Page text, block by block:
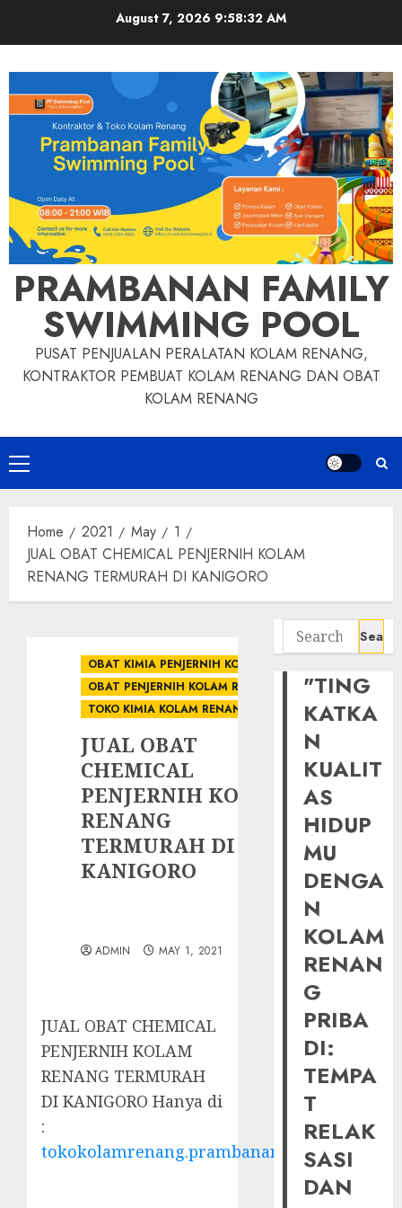
August 7, 2026 9:58:33 AM
PRAMBANAN FAMILY
SWIMMING POOL
PUSAT PENJUALAN PERALATAN KOLAM RENANG,
KONTRAKTOR PEMBUAT KOLAM RENANG DAN OBAT
KOLAM RENANG
Primary
Menu
Home 2021 May
1
JUAL OBAT CHEMICAL PENJERNIH KOLAM
RENANG TERMURAH DI KANIGORO
OBAT KIMIA PENJERNIH KOLAM
OBAT PENJERNIH KOLAM RENANG
TOKO KIMIA KOLAM RENANG
JUAL OBAT
CHEMICAL
PENJERNIH KOLAM
RENANG
TERMURAH DI
KANIGORO
ADMIN MAY 1, 2021
JUAL OBAT CHEMICAL
PENJERNIH KOLAM
RENANG TERMURAH
DI KANIGORO Hanya di
:
tokokolamrenang.prambananfamily.com
Search
for:
"TING
KATKA
N
KUALIT
AS
HIDUP
MU
DENGA
N
KOLAM
RENAN
G
PRIBA
DI:
TEMPA
T
RELAK
SASI
DAN